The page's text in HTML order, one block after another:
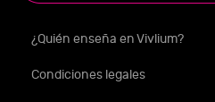
¿Quién enseña en Vivlium?
Condiciones legales